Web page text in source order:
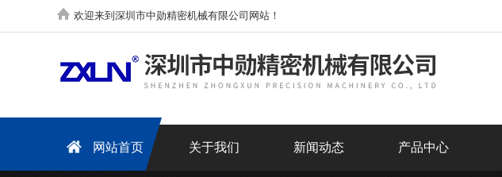
欢迎来到深圳市中勋精密机械有限公司网站！
网站首页 关于我们 新闻动态 产品中心